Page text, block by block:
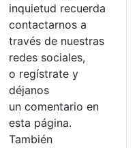
salario mínimo
inquietud recuerda
contactarnos a
través de nuestras
redes sociales,
o regístrate y
déjanos
un comentario en
esta página.
También